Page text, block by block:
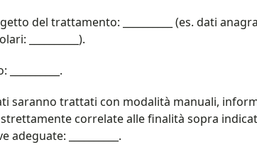
del trattamento: __________ (es. dati
__________).
saranno trattati con modalità manuali,
correlate alle finalità sopra
__________.